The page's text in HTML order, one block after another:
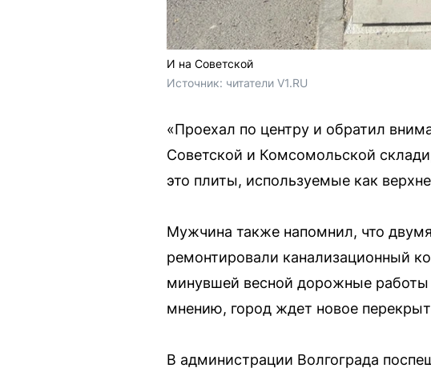
И на Советской
Источник: читатели V1.RU
«Проехал по центру и обратил
Советской и Комсомольской
это плиты, используемые как
Мужчина также напомнил, что
ремонтировали канализационный
минувшей весной дорожные работы
мнению, город ждет новое
В администрации Волгограда